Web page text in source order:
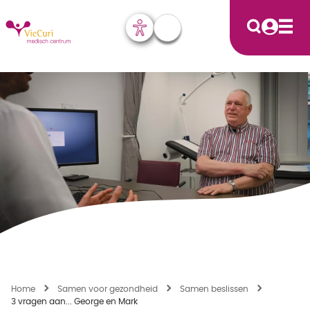
Home Samen voor gezondheid
Samen beslissen
3 vragen aan... George en Mark